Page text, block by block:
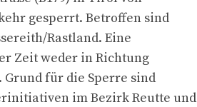
gesperrt. Betroffen sind
Rastland. Eine
Zeit weder in Richtung
für die Sperre sind
im Bezirk Reutte und